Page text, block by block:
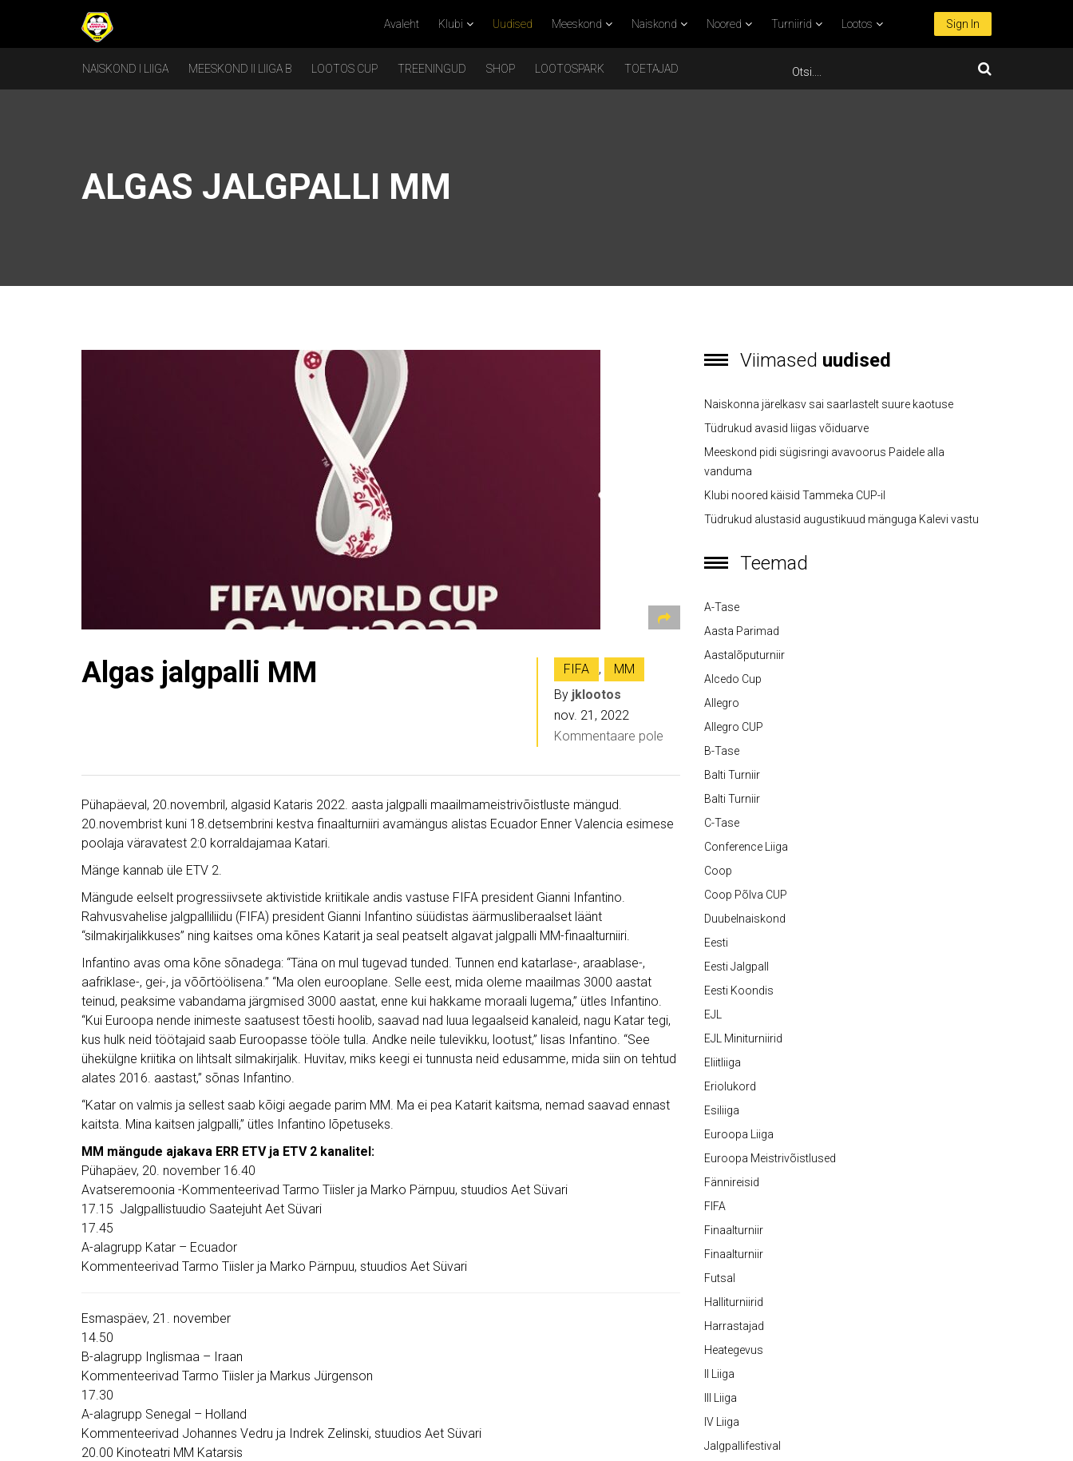
Avaleht Klubi Uudised Meeskond Naiskond Noored Turniirid Lootos Sign In
NAISKOND I LIIGA MEESKOND II LIIGA B LOOTOS CUP TREENINGUD SHOP LOOTOSPARK TOETAJAD
ALGAS JALGPALLI MM
Algas jalgpalli MM FIFA ,
MM
By jklootos
nov. 21, 2022
Kommentaare pole
Pühapäeval, 20.novembril, algasid Kataris 2022. aasta jalgpalli maailmameistrivõistluste mängud.
20.novembrist kuni 18.detsembrini kestva finaalturniiri avamängus alistas Ecuador Enner Valencia esimese
poolaja väravatest 2:0 korraldajamaa Katari.
Mänge kannab üle ETV 2.
Mängude eelselt progressiivsete aktivistide kriitikale andis vastuse FIFA president Gianni Infantino.
Rahvusvahelise jalgpalliliidu (FIFA) president Gianni Infantino süüdistas äärmusliberaalset läänt
“silmakirjalikkuses” ning kaitses oma kõnes Katarit ja seal peatselt algavat jalgpalli MM-finaalturniiri.
Infantino avas oma kõne sõnadega: “Täna on mul tugevad tunded. Tunnen end katarlase-, araablase-,
aafriklase-, gei-, ja võõrtöölisena.” “Ma olen eurooplane. Selle eest, mida oleme maailmas 3000 aastat
teinud, peaksime vabandama järgmised 3000 aastat, enne kui hakkame moraali lugema,” ütles Infantino.
“Kui Euroopa nende inimeste saatusest tõesti hoolib, saavad nad luua legaalseid kanaleid, nagu Katar tegi,
kus hulk neid töötajaid saab Euroopasse tööle tulla. Andke neile tulevikku, lootust,” lisas Infantino. “See
ühekülgne kriitika on lihtsalt silmakirjalik. Huvitav, miks keegi ei tunnusta neid edusamme, mida siin on tehtud
alates 2016. aastast,” sõnas Infantino.
“Katar on valmis ja sellest saab kõigi aegade parim MM. Ma ei pea Katarit kaitsma, nemad saavad ennast
kaitsta. Mina kaitsen jalgpalli,” ütles Infantino lõpetuseks.
MM mängude ajakava ERR ETV ja ETV 2 kanalitel:
Pühapäev, 20. november 16.40
Avatseremoonia -Kommenteerivad Tarmo Tiisler ja Marko Pärnpuu, stuudios Aet Süvari
17.15 Jalgpallistuudio Saatejuht Aet Süvari
17.45
A-alagrupp Katar – Ecuador
Kommenteerivad Tarmo Tiisler ja Marko Pärnpuu, stuudios Aet Süvari
Esmaspäev, 21. november
14.50
B-alagrupp Inglismaa – Iraan
Kommenteerivad Tarmo Tiisler ja Markus Jürgenson
17.30
A-alagrupp Senegal – Holland
Kommenteerivad Johannes Vedru ja Indrek Zelinski, stuudios Aet Süvari
20.00 Kinoteatri MM Katarsis
Viimased uudised
Naiskonna järelkasv sai saarlastelt suure kaotuse
Tüdrukud avasid liigas võiduarve
Meeskond pidi sügisringi avavoorus Paidele alla
vanduma
Klubi noored käisid Tammeka CUP-il
Tüdrukud alustasid augustikuud mänguga Kalevi vastu
Teemad
A-Tase
Aasta Parimad
Aastalõputurniir
Alcedo Cup
Allegro
Allegro CUP
B-Tase
Balti Turniir
Balti Turniir
C-Tase
Conference Liiga
Coop
Coop Põlva CUP
Duubelnaiskond
Eesti
Eesti Jalgpall
Eesti Koondis
EJL
EJL Miniturniirid
Eliitliiga
Eriolukord
Esiliiga
Euroopa Liiga
Euroopa Meistrivõistlused
Fännireisid
FIFA
Finaalturniir
Finaalturniir
Futsal
Halliturniirid
Harrastajad
Heategevus
II Liiga
III Liiga
IV Liiga
Jalgpallifestival